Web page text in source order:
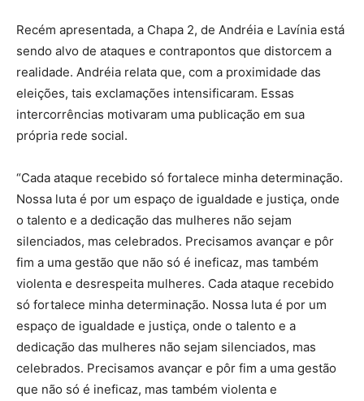
Recém apresentada, a Chapa 2, de Andréia e Lavínia está
sendo alvo de ataques e contrapontos que distorcem a
realidade. Andréia relata que, com a proximidade das
eleições, tais exclamações intensificaram. Essas
intercorrências motivaram uma publicação em sua
própria rede social.
“Cada ataque recebido só fortalece minha determinação.
Nossa luta é por um espaço de igualdade e justiça, onde
o talento e a dedicação das mulheres não sejam
silenciados, mas celebrados. Precisamos avançar e pôr
fim a uma gestão que não só é ineficaz, mas também
violenta e desrespeita mulheres. Cada ataque recebido
só fortalece minha determinação. Nossa luta é por um
espaço de igualdade e justiça, onde o talento e a
dedicação das mulheres não sejam silenciados, mas
celebrados. Precisamos avançar e pôr fim a uma gestão
que não só é ineficaz, mas também violenta e